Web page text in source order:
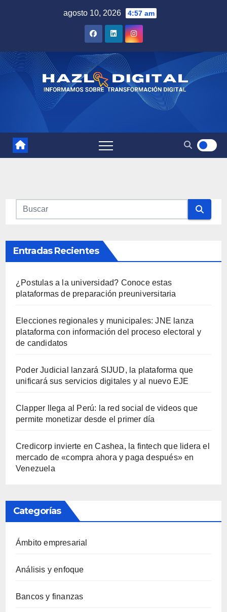
agosto 10, 2026 4:57 am
Entradas Recientes
¿Postulas a la universidad? Conoce estas
plataformas de preparación preuniversitaria
Elecciones regionales y municipales: JNE lanza
plataforma con información del proceso electoral y
de candidatos
Poder Judicial lanzará SIJUD, la plataforma que
unificará sus servicios digitales y al nuevo EJE
Clapper llega al Perú: la red social de videos que
permite monetizar desde el primer día
Credicorp invierte en Cashea, la fintech que lidera el
mercado de «compra ahora y paga después» en
Venezuela
Categorías
Ámbito empresarial
Análisis y enfoque
Bancos y finanzas